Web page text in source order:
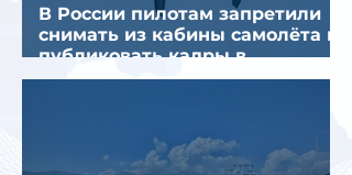
В России пилотам запретили
снимать из кабины самолёта и
публиковать кадры в
интернете